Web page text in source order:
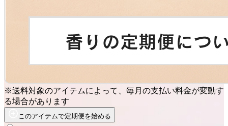
※送料対象のアイテムによって、毎月の支払い料金が変動す
る場合があります
このアイテムで定期便を始める